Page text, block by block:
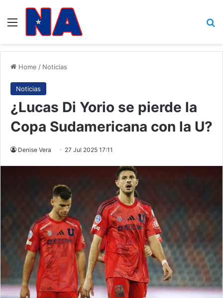
Menu
Home / Noticias
Noticias
¿Lucas Di Yorio se pierde la
Copa Sudamericana con la U?
Denise Vera 27 Jul 2025 17:11